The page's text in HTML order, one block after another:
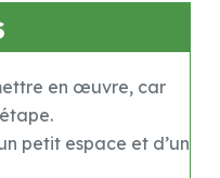
en œuvre, car
petit espace et d’un